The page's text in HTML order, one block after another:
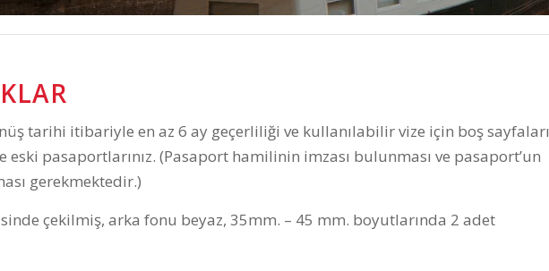
tarihi itibariyle en az 6 ay geçerliliği ve kullanılabilir vize için boş sayfaları
eski pasaportlarınız. (Pasaport hamilinin imzası bulunması ve pasaport’un
gerekmektedir.)
çekilmiş, arka fonu beyaz, 35mm. – 45 mm. boyutlarında 2 adet